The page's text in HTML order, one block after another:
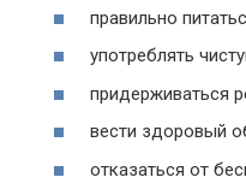
правильно
употреблять
придерживаться
вести здоровый
отказаться от